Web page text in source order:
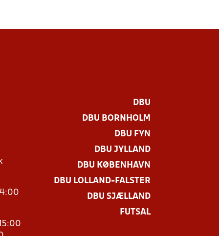
DBU
DBU BORNHOLM
DBU FYN
DBU JYLLAND
DBU KØBENHAVN
DBU LOLLAND-FALSTER
DBU SJÆLLAND
FUTSAL